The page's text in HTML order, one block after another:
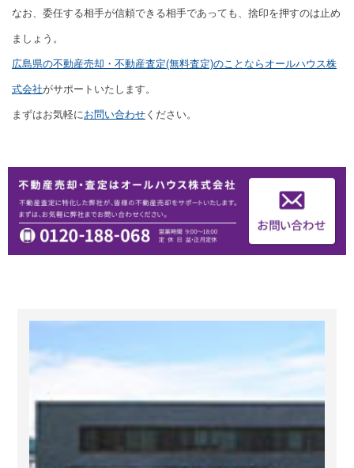
なお、委任する相手が信頼できる相手であっても、捨印を押すのは止め
ましょう。
広島県の不動産売却・不動産査定(無料査定)のことならオールハウス株
式会社がサポートいたします。
まずはお気軽に お問い合わせ ください。